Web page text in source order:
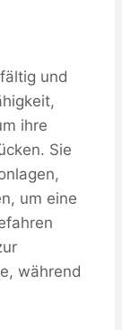
und
ihre
Sie
um eine
während